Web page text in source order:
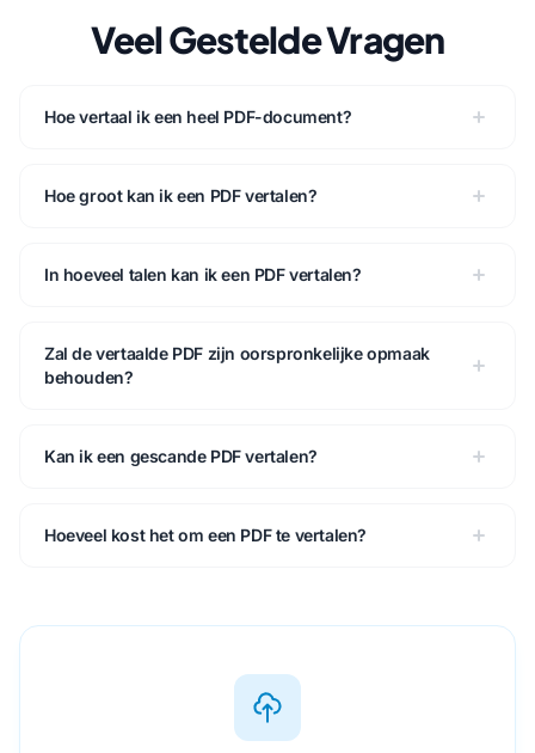
Veel Gestelde Vragen
Hoe vertaal ik een heel PDF-document?
Hoe groot kan ik een PDF vertalen?
In hoeveel talen kan ik een PDF vertalen?
Zal de vertaalde PDF zijn oorspronkelijke opmaak
behouden?
Kan ik een gescande PDF vertalen?
Hoeveel kost het om een PDF te vertalen?